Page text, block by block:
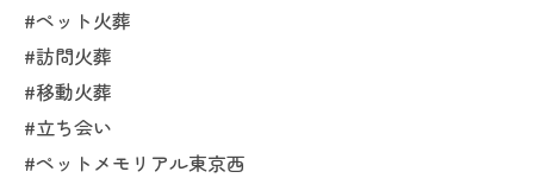
#ペット火葬
#訪問火葬
#移動火葬
#立ち会い
#ペットメモリアル東京西